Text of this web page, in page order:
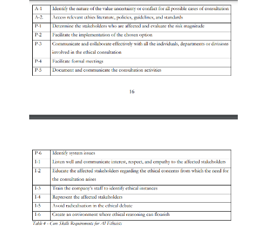
Artemis II : objectif nul
Quand Mistral veut moraliser le
pillage
Commentaire sur la polémique
En Seine-et-Marne, le projet de
Campus IA doit sortir des
champs : « On impose et copie
le gigantisme états-unien »
Addendum sur les machines à
laver, et l’intelligence artificielle